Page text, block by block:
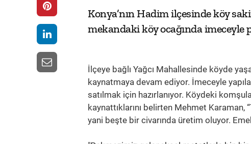
Konya’nın Hadim ilçesinde köy
mekandaki köy ocağında imeceyle
İlçeye bağlı Yağcı Mahallesinde köyde
kaynatmaya devam ediyor. İmeceyle
satılmak için hazırlanıyor. Köydeki
kaynattıklarını belirten Mehmet
yani beşte bir civarında üretim oluyor.